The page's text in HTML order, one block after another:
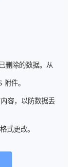
删除的数据。从
件。
容，以防数据丢
式更改。